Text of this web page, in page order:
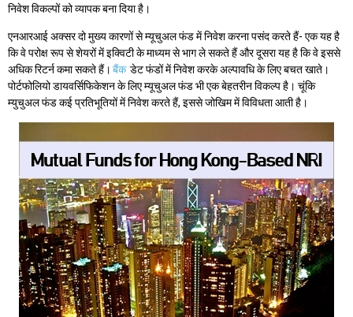
निवेश विकल्पों को व्यापक बना दिया है।
एनआरआई अक्सर दो मुख्य कारणों से म्यूचुअल फंड में निवेश करना पसंद करते हैं- एक यह है
कि वे परोक्ष रूप से शेयरों में इक्विटी के माध्यम से भाग ले सकते हैं और दूसरा यह है कि वे इससे
अधिक रिटर्न कमा सकते हैं। बैंक डेट फंडों में निवेश करके अल्पावधि के लिए बचत खाते।
पोर्टफोलियो डायवर्सिफिकेशन के लिए म्यूचुअल फंड भी एक बेहतरीन विकल्प है। चूंकि
म्युचुअल फंड कई प्रतिभूतियों में निवेश करते हैं, इससे जोखिम में विविधता आती है।